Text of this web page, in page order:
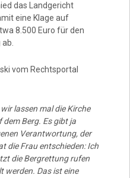
das Landgericht
eine Klage auf
8.500 Euro für den
vom Rechtsportal
lassen mal die Kirche
Berg. Es gibt ja
Verantwortung, der
die Frau entschieden: Ich
die Bergrettung rufen
werden. Das ist eine